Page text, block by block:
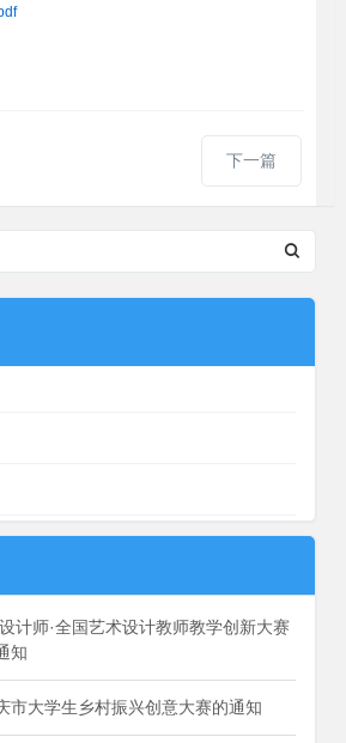
下一篇
计师·全国艺术设计教师教学创新大赛
知
市大学生乡村振兴创意大赛的通知